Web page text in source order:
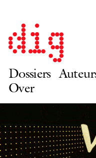
Dossiers
Over